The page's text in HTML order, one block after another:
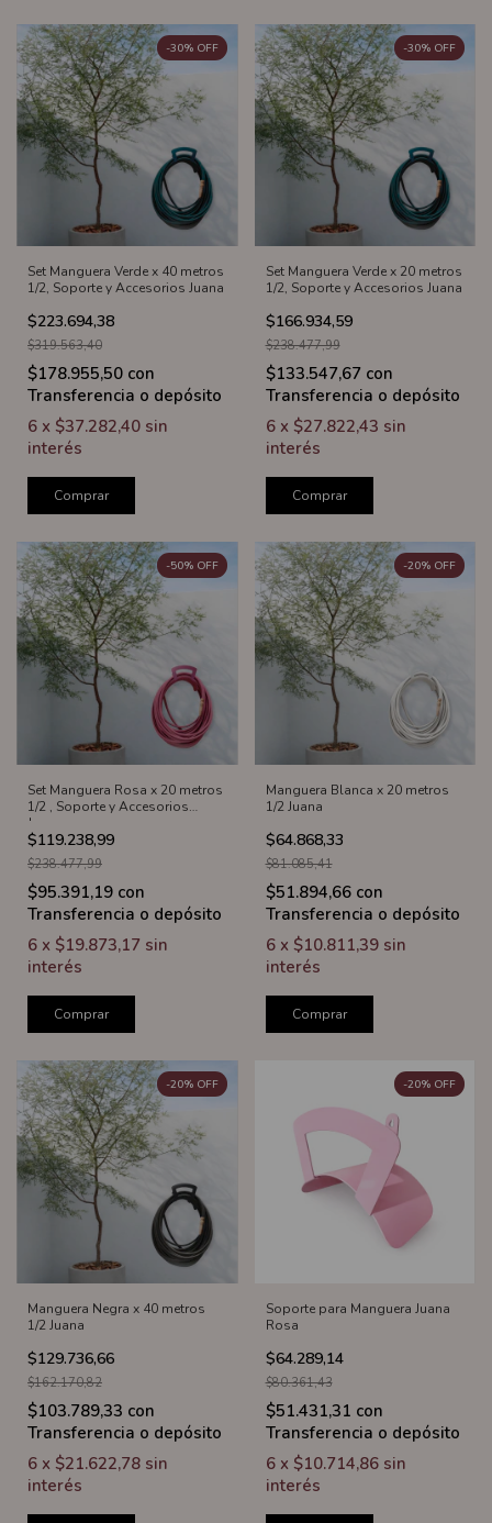
Set Manguera Verde x 40 metros
1/2, Soporte y Accesorios Juana
$223.694,38
-30% OFF
$319.563,40
$178.955,50 con
Transferencia o depósito
6 x $37.282,40 sin
interés
Comprar
Set Manguera Verde x 20 metros
1/2, Soporte y Accesorios Juana
$166.934,59
-30% OFF
$238.477,99
$133.547,67 con
Transferencia o depósito
6 x $27.822,43 sin
interés
Comprar
Set Manguera Rosa x 20 metros
1/2 , Soporte y Accesorios
Juana
$119.238,99
-50% OFF
$238.477,99
$95.391,19 con
Transferencia o depósito
6 x $19.873,17 sin
interés
Comprar
Manguera Blanca x 20 metros
1/2 Juana
$64.868,33
-20% OFF
$81.085,41
$51.894,66 con
Transferencia o depósito
6 x $10.811,39 sin
interés
Comprar
Manguera Negra x 40 metros
1/2 Juana
$129.736,66
-20% OFF
$162.170,82
$103.789,33 con
Transferencia o depósito
6 x $21.622,78 sin
interés
Soporte para Manguera Juana
Rosa
$64.289,14
-20% OFF
$80.361,43
$51.431,31 con
Transferencia o depósito
6 x $10.714,86 sin
interés